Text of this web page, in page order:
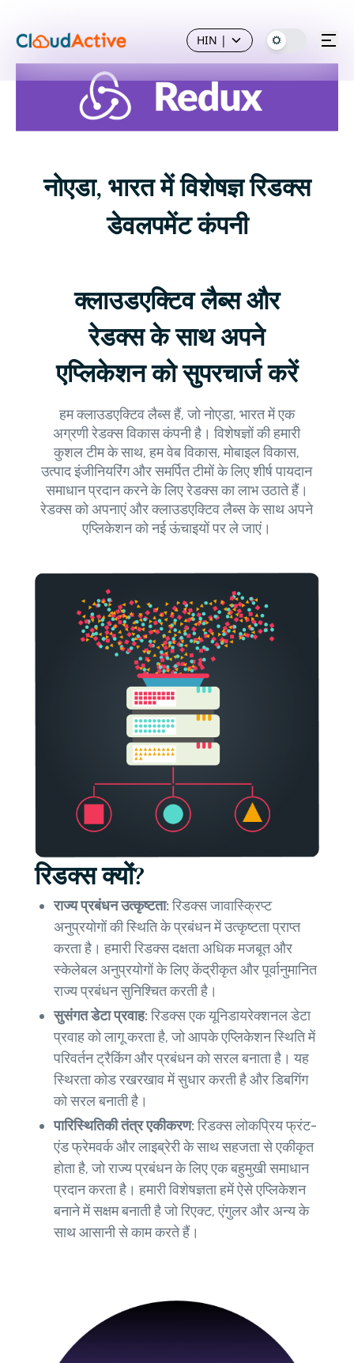
HIN |
नोएडा, भारत में विशेषज्ञ रिडक्स
डेवलपमेंट कंपनी
क्लाउडएक्टिव लैब्स और
रेडक्स के साथ अपने
एप्लिकेशन को सुपरचार्ज करें
हम क्लाउडएक्टिव लैब्स हैं, जो नोएडा, भारत में एक
अग्रणी रेडक्स विकास कंपनी है। विशेषज्ञों की हमारी
कुशल टीम के साथ, हम वेब विकास, मोबाइल विकास,
उत्पाद इंजीनियरिंग और समर्पित टीमों के लिए शीर्ष पायदान
समाधान प्रदान करने के लिए रेडक्स का लाभ उठाते हैं।
रेडक्स को अपनाएं और क्लाउडएक्टिव लैब्स के साथ अपने
एप्लिकेशन को नई ऊंचाइयों पर ले जाएं।
रिडक्स क्यों?
राज्य प्रबंधन उत्कृष्टता:रिडक्स जावास्क्रिप्ट
अनुप्रयोगों की स्थिति के प्रबंधन में उत्कृष्टता प्राप्त
करता है। हमारी रिडक्स दक्षता अधिक मजबूत और
स्केलेबल अनुप्रयोगों के लिए केंद्रीकृत और पूर्वानुमानित
राज्य प्रबंधन सुनिश्चित करती है।
सुसंगत डेटा प्रवाह:रिडक्स एक यूनिडायरेक्शनल डेटा
प्रवाह को लागू करता है, जो आपके एप्लिकेशन स्थिति में
परिवर्तन ट्रैकिंग और प्रबंधन को सरल बनाता है। यह
स्थिरता कोड रखरखाव में सुधार करती है और डिबगिंग
को सरल बनाती है।
पारिस्थितिकी तंत्र एकीकरण:रिडक्स लोकप्रिय फ्रंट-
एंड फ्रेमवर्क और लाइब्रेरी के साथ सहजता से एकीकृत
होता है, जो राज्य प्रबंधन के लिए एक बहुमुखी समाधान
प्रदान करता है। हमारी विशेषज्ञता हमें ऐसे एप्लिकेशन
बनाने में सक्षम बनाती है जो रिएक्ट, एंगुलर और अन्य के
साथ आसानी से काम करते हैं।